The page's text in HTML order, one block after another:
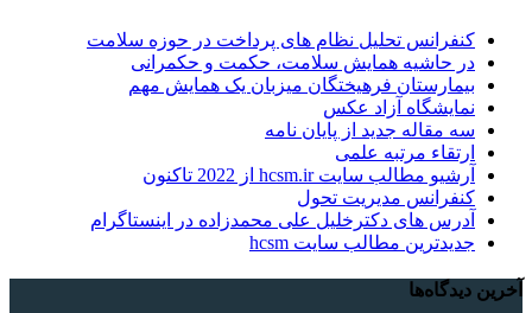
کنفرانس تحلیل نظام های پرداخت در حوزه سلامت
در حاشیه همایش سلامت، حکمت و حکمرانی
بیمارستان فرهیختگان میزبان یک همایش مهم
نمایشگاه آزاد عکس
سه مقاله جدید از پایان نامه
ارتقاء مرتبه علمی
آرشیو مطالب سایت hcsm.ir از 2022 تاکنون
کنفرانس مدیریت تحول
آدرس های دکترخلیل علی محمدزاده در اینستاگرام
جدیدترین مطالب سایت hcsm
آخرین دیدگاه‌ها